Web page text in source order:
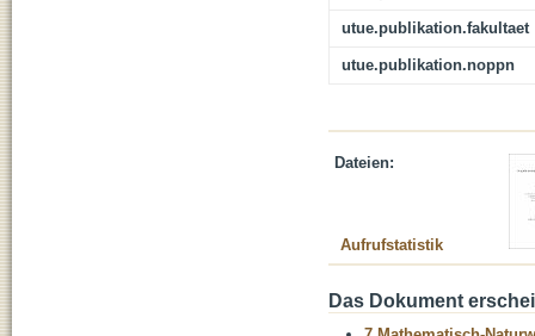
utue.publikation.fakultaet
utue.publikation.noppn
Dateien:
Aufrufstatistik
Das Dokument